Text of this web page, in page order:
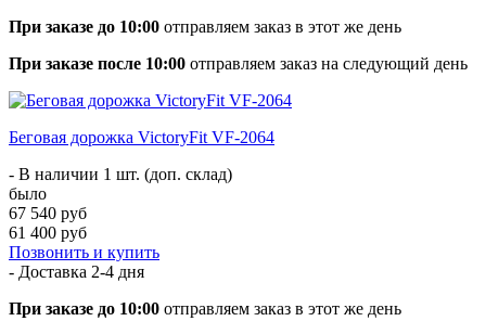
При заказе до 10:00 отправляем заказ в этот же день
При заказе после 10:00 отправляем заказ на следующий день
Беговая дорожка VictoryFit VF-2064
- В наличии 1 шт. (доп. склад)
было
67 540 руб
61 400 руб
Позвонить и купить
- Доставка 2-4 дня
При заказе до 10:00 отправляем заказ в этот же день